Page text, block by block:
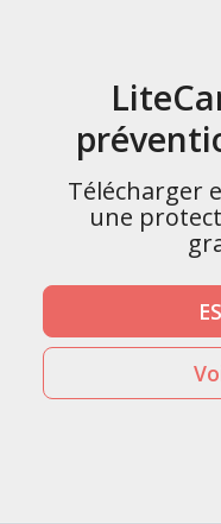
Télécharger
une